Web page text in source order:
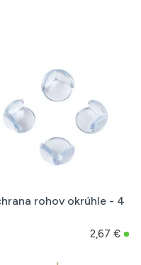
rohov okrúhle - 4
2,67 €